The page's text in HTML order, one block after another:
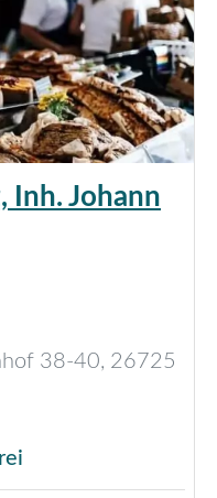
Inh. Johann
38-40, 26725